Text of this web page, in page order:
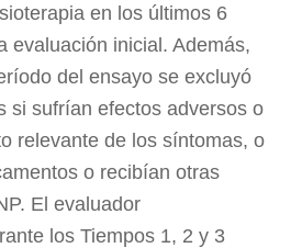
en los últimos 6
evaluación inicial. Además,
del ensayo se excluyó
si sufrían efectos adversos o
relevante de los síntomas, o
o recibían otras
El evaluador
los Tiempos 1, 2 y 3